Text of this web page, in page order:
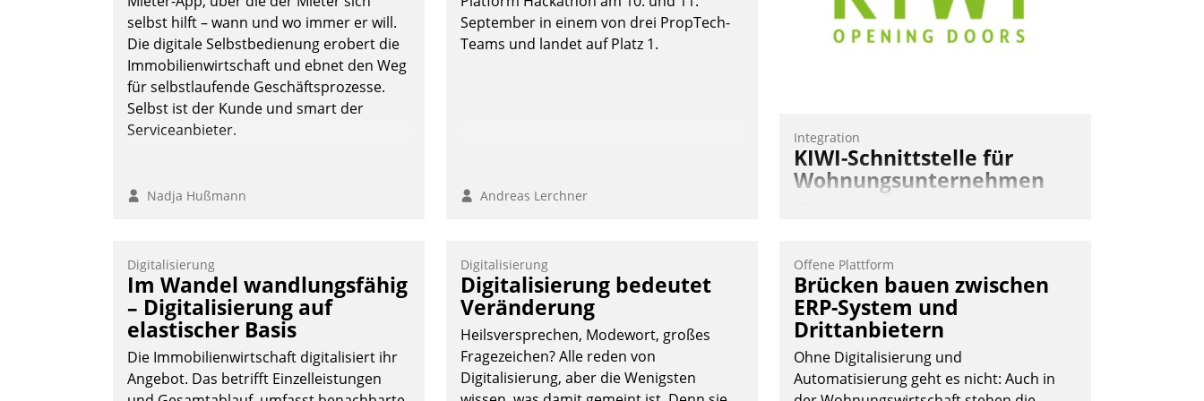
Kommunikationswege bei den
Empfängern ein.
selbst hilft – wann und wo immer er will.
Die digitale Selbstbedienung erobert die
Immobilienwirtschaft und ebnet den Weg
für selbstlaufende Geschäftsprozesse.
Selbst ist der Kunde und smart der
Serviceanbieter.
Nadja Hußmann
September in einem von drei PropTech-
Teams und landet auf Platz 1.
Andreas Lerchner
Integration
KIWI-Schnittstelle für
Wohnungsunternehmen
Softwareentwicklungshaus Datatrain.
Digitalisierung
Im Wandel wandlungsfähig
– Digitalisierung auf
elastischer Basis
Die Immobilienwirtschaft digitalisiert ihr
Angebot. Das betrifft Einzelleistungen
Digitalisierung
Digitalisierung bedeutet
Veränderung
Heilsversprechen, Modewort, großes
Fragezeichen? Alle reden von
Digitalisierung, aber die Wenigsten
Offene Plattform
Brücken bauen zwischen
ERP-System und
Drittanbietern
Ohne Digitalisierung und
Automatisierung geht es nicht: Auch in